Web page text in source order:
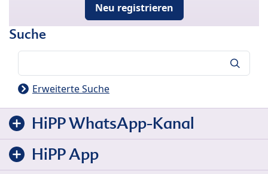
Neu registrieren
Suche
Erweiterte Suche
HiPP WhatsApp-Kanal
HiPP App